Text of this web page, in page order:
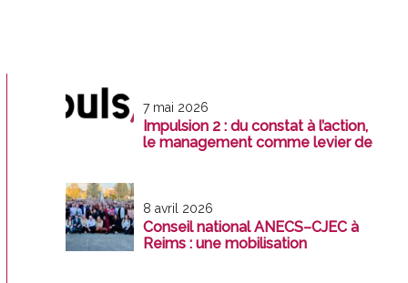
7 mai 2026
Impulsion 2 : du constat à l’action,
le management comme levier de
8 avril 2026
Conseil national ANECS–CJEC à
Reims : une mobilisation